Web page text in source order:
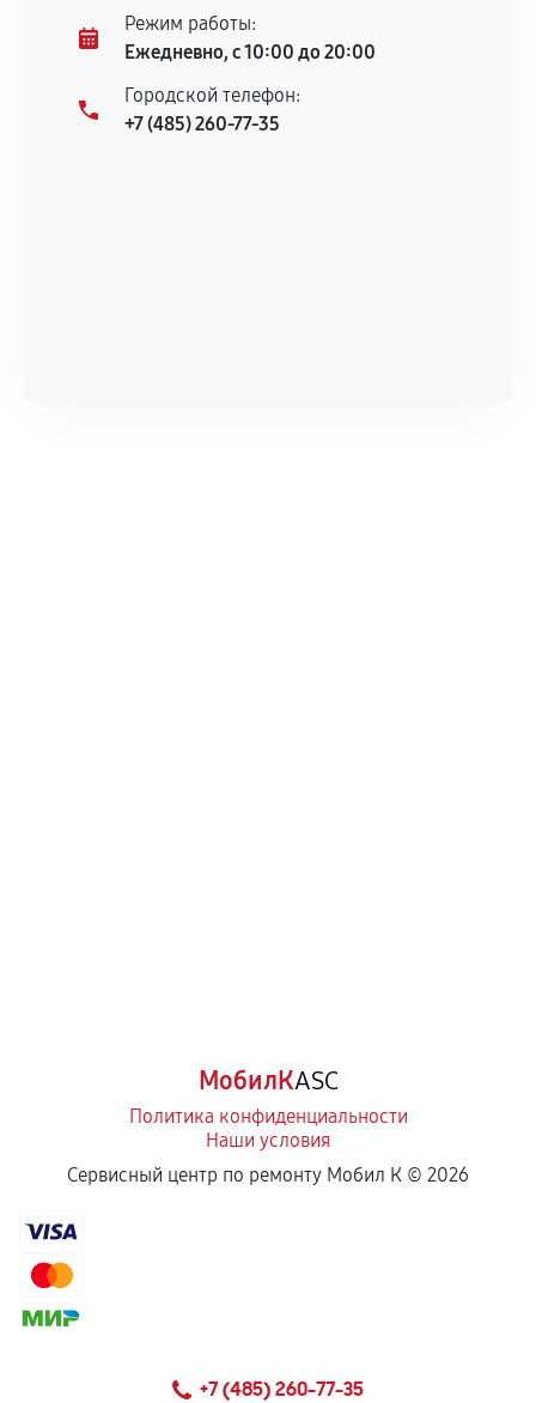
Режим работы:
Ежедневно, с 10:00 до 20:00
Городской телефон:
+7 (485) 260-77-35
МобилКASC
Политика конфиденциальности
Наши условия
Сервисный центр по ремонту Мобил К © 2026
+7 (485) 260-77-35